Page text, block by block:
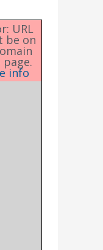
URL
be on
info